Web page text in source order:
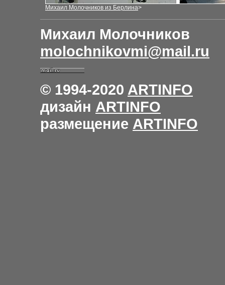
Михаил Молочников из Берлина>
Михаил Молочников
molochnikovmi@mail.ru
© 1994-2020 ARTINFO
дизайн ARTINFO
размещение ARTINFO